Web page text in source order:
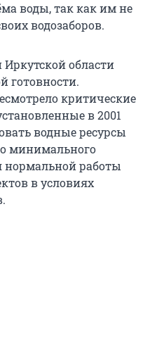
воды, так как им не
водозаборов.
области
готовности.
критические
в 2001
водные ресурсы
минимального
нормальной работы
в условиях